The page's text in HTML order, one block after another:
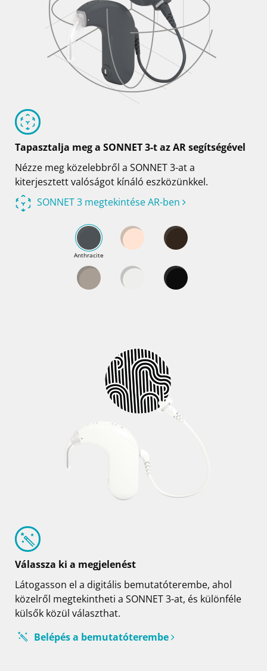
Tapasztalja meg a SONNET 3-t az AR segítségével
Nézze meg közelebbről a SONNET 3-at a
kiterjesztett valóságot kínáló eszközünkkel.
SONNET 3 megtekintése AR-ben
Anthracite
Válassza ki a megjelenést
Látogasson el a digitális bemutatóterembe, ahol
közelről megtekintheti a SONNET 3-at, és különféle
külsők közül választhat.
Belépés a bemutatóterembe